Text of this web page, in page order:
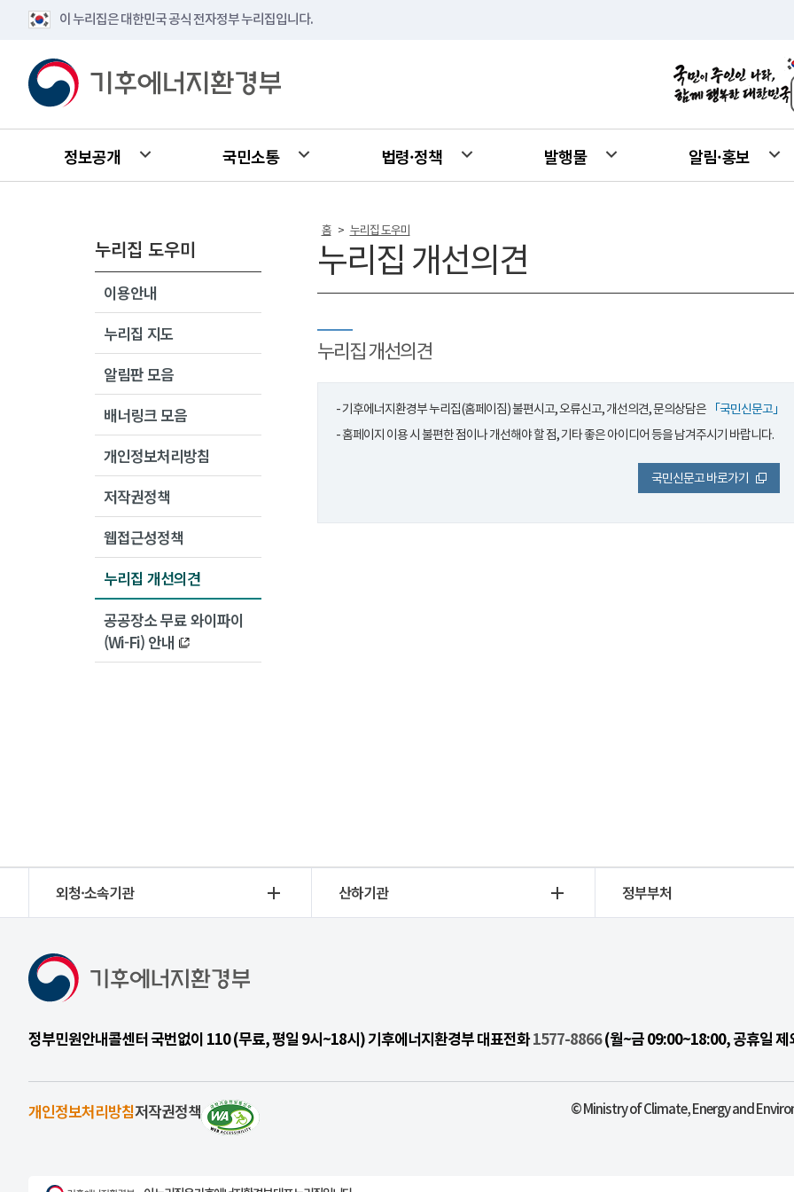
이 누리집은 대한민국 공식 전자정부 누리집입니다.
정보공개 국민소통 법령·정책 발행물 알림·홍보
누리집 도우미
이용안내
누리집 지도
알림판 모음
배너링크 모음
개인정보처리방침
저작권정책
웹접근성정책
누리집 개선의견
공공장소 무료 와이파이
(Wi-Fi) 안내
홈 > 누리집 도우미
누리집 개선의견
누리집 개선의견
- 기후에너지환경부 누리집(홈페이짐) 불편시고, 오류신고, 개선의견, 문의상담은 「국민신문고」
- 홈페이지 이용 시 불편한 점이나 개선해야 할 점, 기타 좋은 아이디어 등을 남겨주시기 바랍니다.
국민신문고 바로가기
외청·소속기관 산하기관 정부부처
정부민원안내콜센터 국번없이 110 (무료, 평일 9시~18시) 기후에너지환경부 대표전화1577-8866(월~금 09:00~18:00, 공휴일 제
개인정보처리방침저작권정책 © Ministry of Climate, Energy and